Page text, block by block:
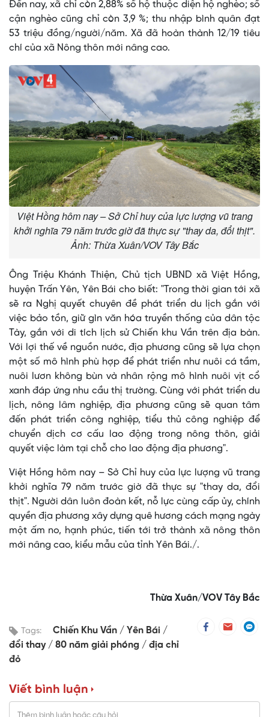
Đến nay, xã chỉ còn 2,88% số hộ thuộc diện hộ nghèo; số
cận nghèo cũng chỉ còn 3,9 %; thu nhập bình quân đạt
53 triệu đồng/người/năm. Xã đã hoàn thành 12/19 tiêu
chí của xã Nông thôn mới nâng cao.
Việt Hồng hôm nay – Sở Chỉ huy của lực lượng vũ trang
khởi nghĩa 79 năm trước giờ đã thực sự "thay da, đổi thịt".
Ảnh: Thừa Xuân/VOV Tây Bắc
Ông Triệu Khánh Thiện, Chủ tịch UBND xã Việt Hồng,
huyện Trấn Yên, Yên Bái cho biết: "Trong thời gian tới xã
sẽ ra Nghị quyết chuyên đề phát triển du lịch gắn với
việc bảo tồn, giữ gìn văn hóa truyền thống của dân tộc
Tày, gắn với di tích lịch sử Chiến khu Vần trên địa bàn.
Với lợi thế về nguồn nước, địa phương cũng sẽ lựa chọn
một số mô hình phù hợp để phát triển như nuôi cá tầm,
nuôi lươn không bùn và nhân rộng mô hình nuôi vịt cổ
xanh đáp ứng nhu cầu thị trường. Cùng với phát triển du
lịch, nông lâm nghiệp, địa phương cũng sẽ quan tâm
đến phát triển công nghiệp, tiểu thủ công nghiệp để
chuyển dịch cơ cấu lao động trong nông thôn, giải
quyết việc làm tại chỗ cho lao động địa phương".
Việt Hồng hôm nay – Sở Chỉ huy của lực lượng vũ trang
khởi nghĩa 79 năm trước giờ đã thực sự "thay da, đổi
thịt". Người dân luôn đoàn kết, nỗ lực cùng cấp ủy, chính
quyền địa phương xây dựng quê hương cách mạng ngày
một ấm no, hạnh phúc, tiến tới trở thành xã nông thôn
mới nâng cao, kiểu mẫu của tỉnh Yên Bái./.
Thừa Xuân/VOV Tây Bắc
Tags: Chiến Khu Vần
Yên Bái
đổi thay
80 năm giải phóng
địa chỉ
đỏ
Viết bình luận